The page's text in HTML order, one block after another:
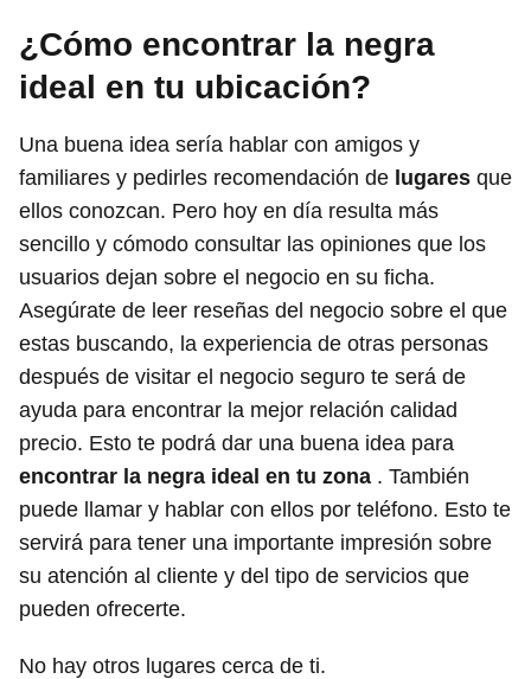
¿Cómo encontrar la negra
ideal en tu ubicación?
Una buena idea sería hablar con amigos y
familiares y pedirles recomendación de lugares que
ellos conozcan. Pero hoy en día resulta más
sencillo y cómodo consultar las opiniones que los
usuarios dejan sobre el negocio en su ficha.
Asegúrate de leer reseñas del negocio sobre el que
estas buscando, la experiencia de otras personas
después de visitar el negocio seguro te será de
ayuda para encontrar la mejor relación calidad
precio. Esto te podrá dar una buena idea para
encontrar la negra ideal en tu zona . También
puede llamar y hablar con ellos por teléfono. Esto te
servirá para tener una importante impresión sobre
su atención al cliente y del tipo de servicios que
pueden ofrecerte.
No hay otros lugares cerca de ti.